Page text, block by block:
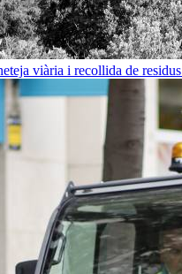
viària i recollida de residus